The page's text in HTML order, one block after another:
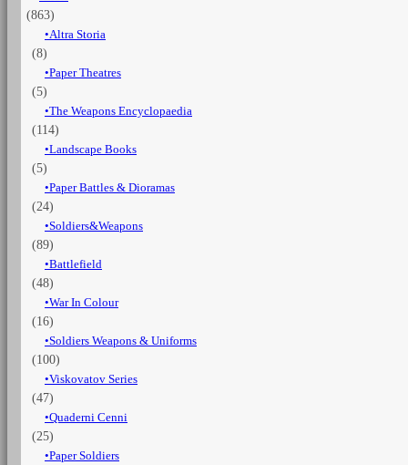
(863)
Altra Storia
(8)
Paper Theatres
(5)
The Weapons Encyclopaedia
(114)
Landscape Books
(5)
Paper Battles & Dioramas
(24)
Soldiers&Weapons
(89)
Battlefield
(48)
War In Colour
(16)
Soldiers Weapons & Uniforms
(100)
Viskovatov Series
(47)
Quaderni Cenni
(25)
Paper Soldiers